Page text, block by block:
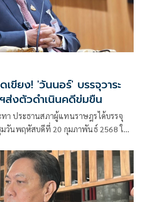
ขียง! 'วันนอร์' บรรจุวาระ
งตัวดำเนินคดีข่มขืน
า ประธานสภาผู้แทนราษฎรได้บรรจุ
มวันพฤหัสบดีที่ 20 กุมภาพันธ์ 2568 ใน
สส.พรรคไทยก้าวหน้า